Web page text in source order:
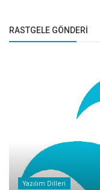
RASTGELE GÖNDERI
Yazılım Dilleri